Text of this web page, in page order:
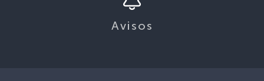
Avisos